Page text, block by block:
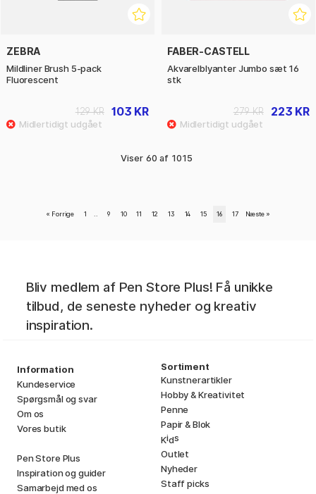
ZEBRA
Mildliner Brush 5-pack
Fluorescent
103 KR
129 KR
FABER-CASTELL
Akvarelblyanter Jumbo sæt 16
stk
223 KR
279 KR
Viser 60 af 1015
« Forrige 1 9 10 11 12 13 14 15 16 17 Næste »
Bliv medlem af Pen Store Plus! Få unikke
tilbud, de seneste nyheder og kreativ
inspiration.
Information
Kundeservice
Spørgsmål og svar
Om os
Vores butik
Pen Store Plus
Inspiration og guider
Samarbejd med os
Sortiment
Kunstnerartikler
Hobby & Kreativitet
Penne
Papir & Blok
Kids
Outlet
Nyheder
Staff picks